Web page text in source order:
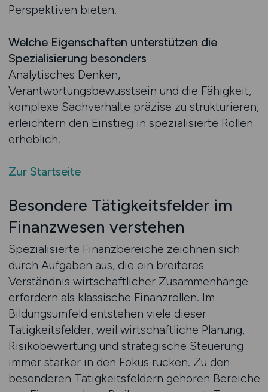
Perspektiven bieten.
Welche Eigenschaften unterstützen die
Spezialisierung besonders
Analytisches Denken,
Verantwortungsbewusstsein und die Fähigkeit,
komplexe Sachverhalte präzise zu strukturieren,
erleichtern den Einstieg in spezialisierte Rollen
erheblich.
Zur Startseite
Besondere Tätigkeitsfelder im
Finanzwesen verstehen
Spezialisierte Finanzbereiche zeichnen sich
durch Aufgaben aus, die ein breiteres
Verständnis wirtschaftlicher Zusammenhänge
erfordern als klassische Finanzrollen. Im
Bildungsumfeld entstehen viele dieser
Tätigkeitsfelder, weil wirtschaftliche Planung,
Risikobewertung und strategische Steuerung
immer stärker in den Fokus rücken. Zu den
besonderen Tätigkeitsfeldern gehören Bereiche